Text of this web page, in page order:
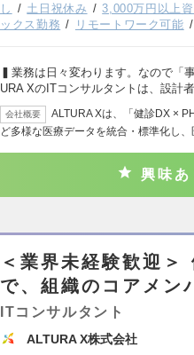
し
土日祝休み 3,000万円以上
ックス勤務
リモートワーク可能
▍業務は日々変わります。なので「
URA XのITコンサルタントは、設計
会社概要
ALTURA Xは、「健診DX ×
ど多様な医療データを統合・標準化し、
興味あ
＜業界未経験歓迎
で、組織のコアメン
ITコンサルタント
ALTURA X株式会社